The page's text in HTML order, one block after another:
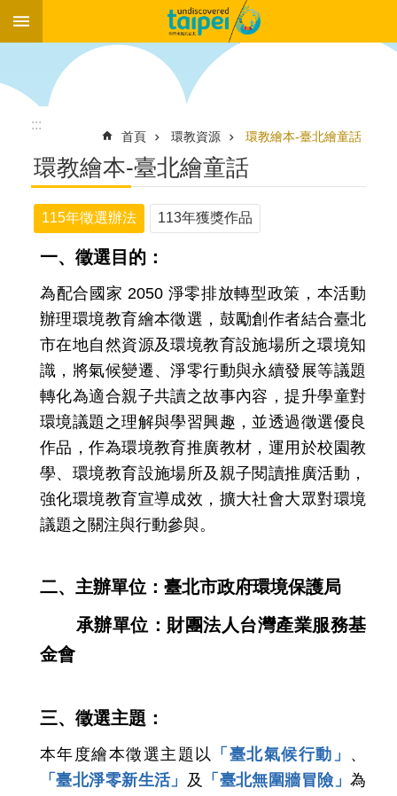
跳到主要內容區塊
:::
首頁 環教資源 環教繪本-臺北繪童話
環教繪本-臺北繪童話
115年徵選辦法 113年獲獎作品
一、徵選目的：
為配合國家 2050 淨零排放轉型政策，本活動
辦理環境教育繪本徵選，鼓勵創作者結合臺北
市在地自然資源及環境教育設施場所之環境知
識，將氣候變遷、淨零行動與永續發展等議題
轉化為適合親子共讀之故事內容，提升學童對
環境議題之理解與學習興趣，並透過徵選優良
作品，作為環境教育推廣教材，運用於校園教
學、環境教育設施場所及親子閱讀推廣活動，
強化環境教育宣導成效，擴大社會大眾對環境
議題之關注與行動參與。
二、主辦單位：臺北市政府環境保護局
承辦單位：財團法人台灣產業服務基
金會
三、徵選主題：
本年度繪本徵選主題以 「臺北氣候行動」 、
「臺北淨零新生活」 及 「臺北無圍牆冒險」為